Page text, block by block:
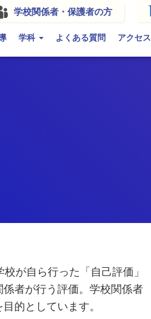
学校関係者・保護者の方
学科 よくある質問 アクセス
が自ら行った「自己評価」
者が行う評価。学校関係者
的としています。